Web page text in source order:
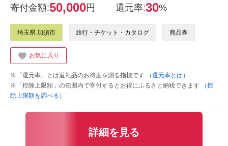
寄付金額:50,000円 還元率:30%
埼玉県 加須市 旅行・チケット・カタログ 商品券
お気に入り
※「還元率」とは返礼品のお得度を測る指標です
（還元率とは）
※「控除上限額」の範囲内で寄付するとお得にふるさと納税できます
（控
除上限額を調べる）
詳細を見る